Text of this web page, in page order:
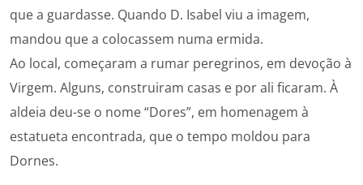
que a guardasse. Quando D. Isabel viu a imagem,
mandou que a colocassem numa ermida.
Ao local, começaram a rumar peregrinos, em devoção à
Virgem. Alguns, construiram casas e por ali ficaram. À
aldeia deu-se o nome “Dores”, em homenagem à
estatueta encontrada, que o tempo moldou para
Dornes.